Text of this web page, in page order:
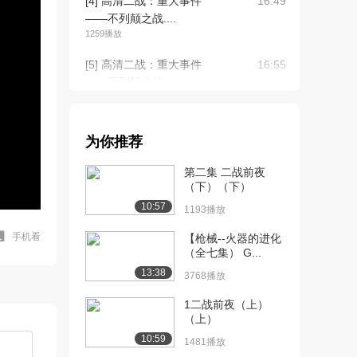
手机看
——不列颠之战....
1259播放
[5] 高清二战：重大事件
16:55
——不列颠之战....
[7] 高清二战：重大事件
——珍珠港事件....
[8] 高清二战：重大事件
——珍珠港事件....
16:57
[9] 高清二战：重大事件
——珍珠港事件....
为你推荐
10:57
第二集 二战前夜
（下）（下）
1193播放
13:38
【枪械--火器的进化
（全七集） G...
3768播放
10:59
1二战前夜（上）
（上）
1481播放